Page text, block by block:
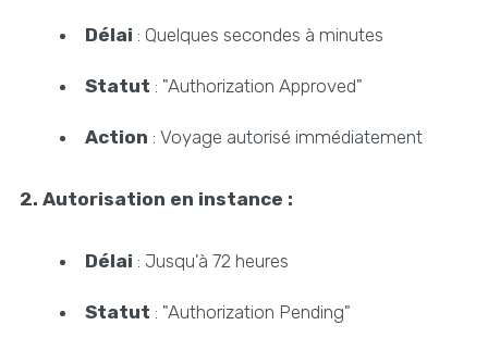
Délai : Quelques secondes à minutes
Statut : "Authorization Approved"
Action : Voyage autorisé immédiatement
2. Autorisation en instance :
Délai : Jusqu'à 72 heures
Statut : "Authorization Pending"